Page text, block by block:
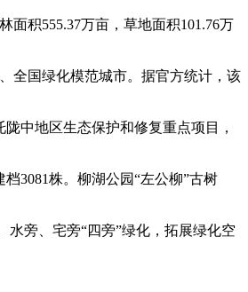
积555.37万亩，草地面积101.76万
全国绿化模范城市。据官方统计，该
中地区生态保护和修复重点项目，
3081株。柳湖公园“左公柳”古树
旁、宅旁“四旁”绿化，拓展绿化空